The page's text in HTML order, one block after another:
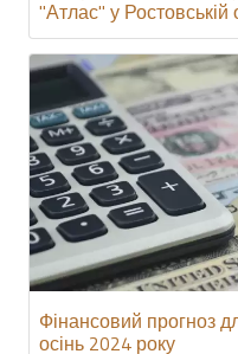
"Атлас" у Ростовській
Фінансовий прогноз
осінь 2024 року